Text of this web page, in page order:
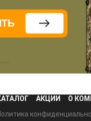
АКЦИИ О